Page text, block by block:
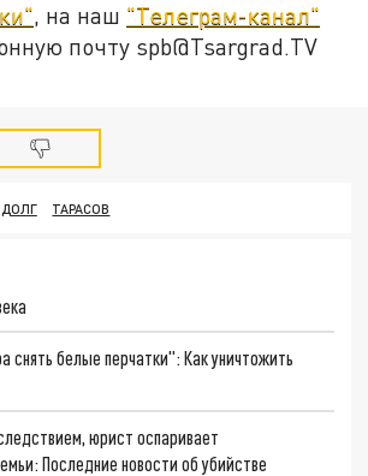
, на наш "Телеграм-канал"
почту spb@Tsargrad.TV
ДОЛГ ТАРАСОВ
снять белые перчатки": Как уничтожить
юрист оспаривает
Последние новости об убийстве